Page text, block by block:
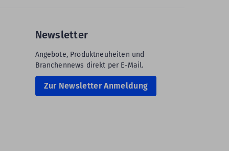
Newsletter
Angebote, Produktneuheiten und
Branchennews direkt per E-Mail.
Zur Newsletter Anmeldung